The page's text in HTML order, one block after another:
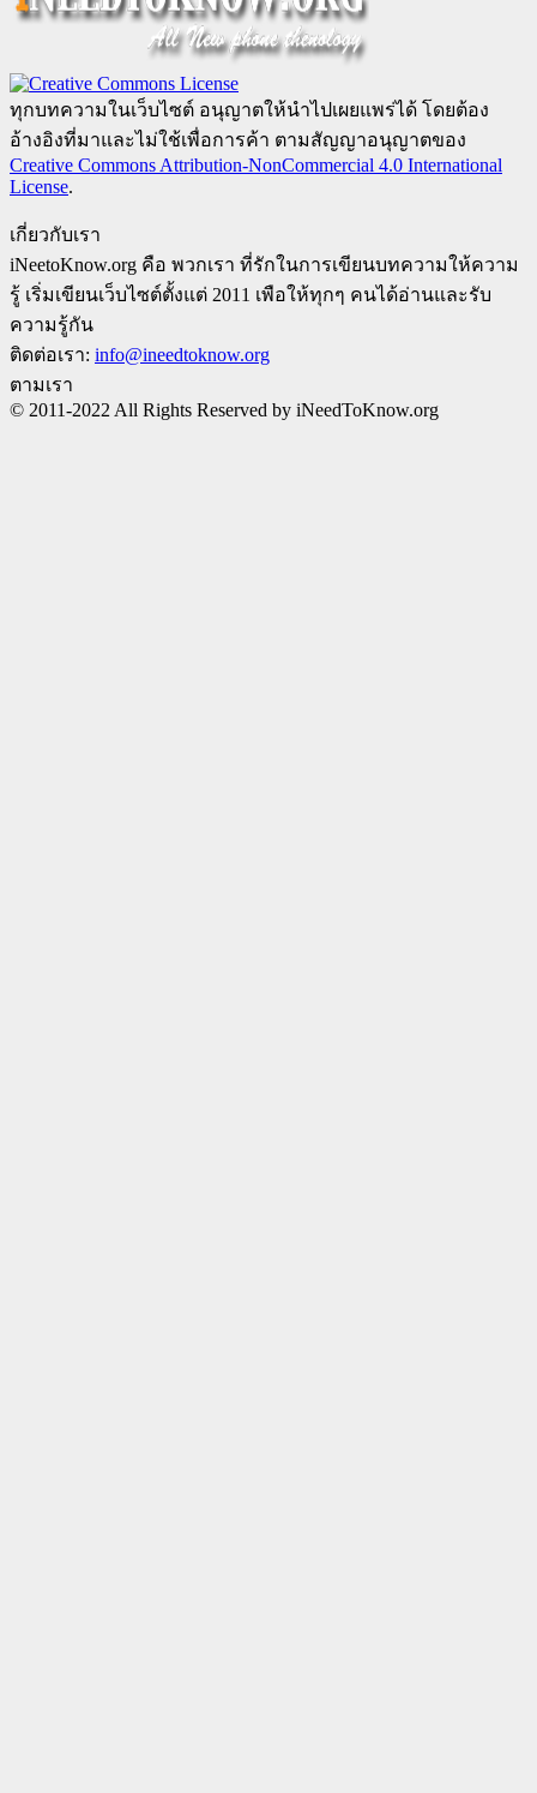
ทุกบทความในเว็บไซต์ อนุญาตให้นำไปเผยแพร่ได้ โดยต้อง
อ้างอิงที่มาและไม่ใช้เพื่อการค้า ตามสัญญาอนุญาตของ
Creative Commons Attribution-NonCommercial 4.0 International
License.
เกี่ยวกับเรา
iNeetoKnow.org คือ พวกเรา ที่รักในการเขียนบทความให้ความ
รู้ เริ่มเขียนเว็บไซต์ตั้งแต่ 2011 เพือให้ทุกๆ คนได้อ่านและรับ
ความรู้กัน
ติดต่อเรา: info@ineedtoknow.org
ตามเรา
© 2011-2022 All Rights Reserved by iNeedToKnow.org